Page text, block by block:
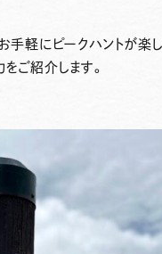
手軽にピークハントが楽
ご紹介します。